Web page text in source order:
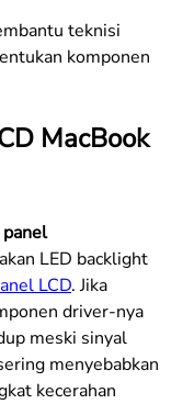
teknisi
komponen
MacBook
LED backlight
LCD. Jika
driver-nya
meski sinyal
menyebabkan
kecerahan